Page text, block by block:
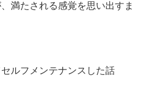
満たされる感覚を思い出すま
ルフメンテナンスした話